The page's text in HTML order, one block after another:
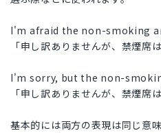
I'm afraid the non-smoking
「申し訳ありませんが、禁煙席
I'm sorry, but the non-
「申し訳ありませんが、禁煙席
基本的には両方の表現は同じ意